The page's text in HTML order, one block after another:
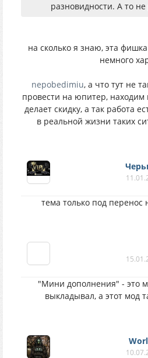
разновидности. А то не
на сколько я знаю, эта
немного
nepobedimiu, а что тут не
провести на юпитер,
делает скидку, а так работа
в реальной жизни таких
тема только под
"Мини дополнения" - это
выкладывал, а этот мод